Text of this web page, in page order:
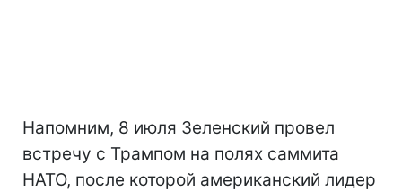
Напомним, 8 июля Зеленский провел
встречу с Трампом на полях саммита
НАТО, после которой американский лидер